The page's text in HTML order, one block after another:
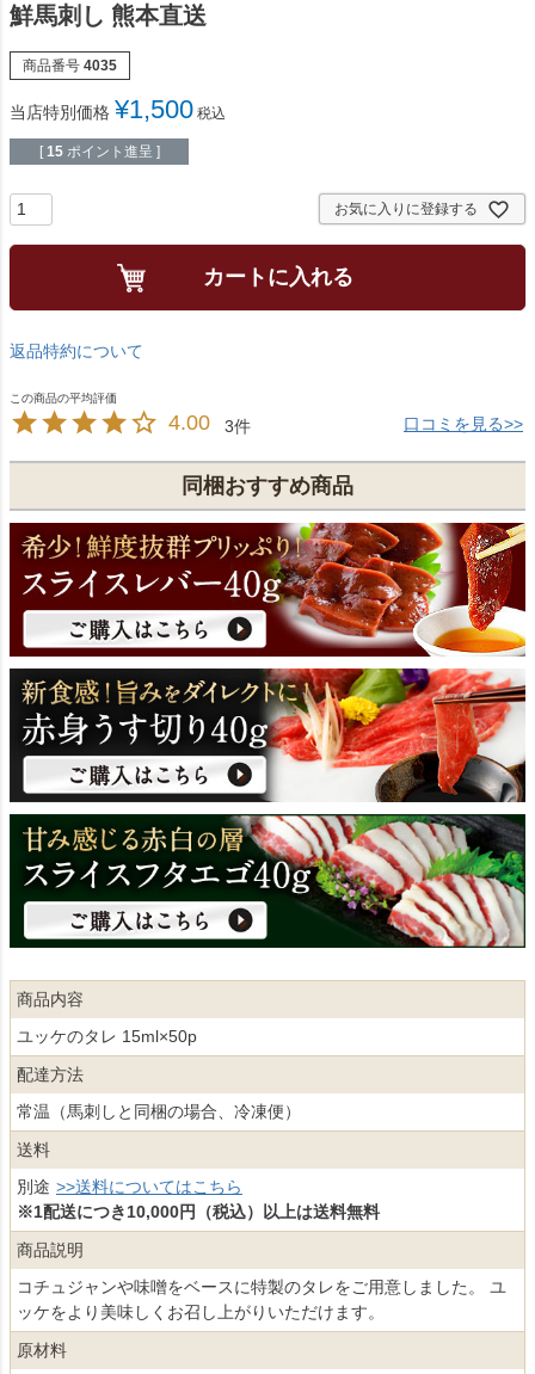
4.00 3 口コミを見る>>
商品内容
ユッケのタレ 15ml×50p
配達方法
常温（馬刺しと同梱の場合、冷凍便）
送料
別途 >>送料についてはこちら
※1配送につき10,000円（税込）以上は送料無料
商品説明
コチュジャンや味噌をベースに特製のタレをご用意しました。 ユ
ッケをより美味しくお召し上がりいただけます。
原材料
鮮馬刺し 熊本直送
商品番号 4035
当店特別価格 ¥1,500 税込
[ 15 ポイント進呈 ]
お気に入りに登録する
カートに入れる
同梱おすすめ商品
返品特約について